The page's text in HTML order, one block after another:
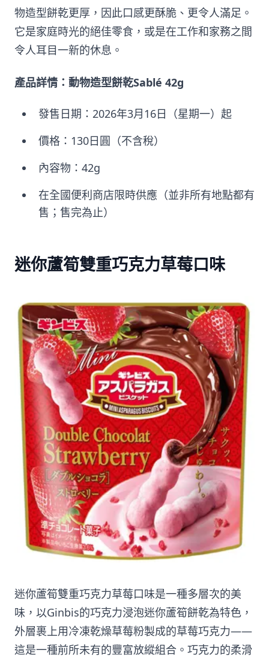
物造型餅乾更厚，因此口感更酥脆、更令人滿足。
它是家庭時光的絕佳零食，或是在工作和家務之間
令人耳目一新的休息。
產品詳情：動物造型餅乾Sablé 42g
發售日期：2026年3月16日（星期一）起
價格：130日圓（不含稅）
內容物：42g
在全國便利商店限時供應（並非所有地點都有
售；售完為止）
迷你蘆筍雙重巧克力草莓口味
迷你蘆筍雙重巧克力草莓口味是一種多層次的美
味，以Ginbis的巧克力浸泡迷你蘆筍餅乾為特色，
外層裹上用冷凍乾燥草莓粉製成的草莓巧克力——
這是一種前所未有的豐富放縱組合。巧克力的柔滑